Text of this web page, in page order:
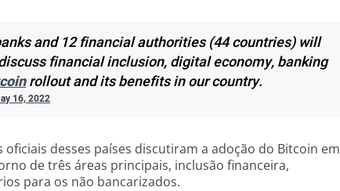
and 12 financial authorities (44 countries) will
financial inclusion, digital economy, banking
rollout and its benefits in our country.
16, 2022
desses países discutiram a adoção do Bitcoin em
de três áreas principais, inclusão financeira,
para os não bancarizados.